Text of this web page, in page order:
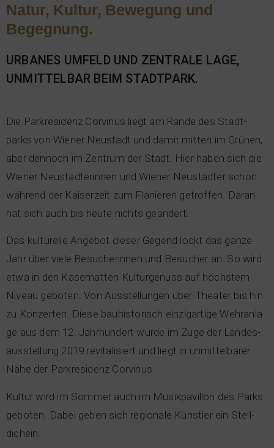
Natur, Kul­tur, Bewe­gung und
Begeg­nung.
URBA­NES UMFELD UND ZEN­TRA­LE LAGE,
UNMIT­TEL­BAR BEIM STADT­PARK.
Die Park­re­si­denz Cor­vi­nus liegt am Ran­de des Stadt­
parks von Wie­ner Neu­stadt und damit mit­ten im Grü­nen,
aber den­noch im Zen­trum der Stadt. Hier haben sich die
Wie­ner Neu­städ­te­rin­nen und Wie­ner Neu­städ­ter schon
wäh­rend der Kai­ser­zeit zum Fla­nie­ren getrof­fen. Dar­an
hat sich auch bis heu­te nichts geän­dert.
Das kul­tu­rel­le Ange­bot die­ser Gegend lockt das gan­ze
Jahr über vie­le Besu­che­rin­nen und Besu­cher an. So wird
etwa in den Kase­mat­ten Kul­tur­ge­nuss auf höchs­tem
Niveau gebo­ten. Von Aus­stel­lun­gen über Thea­ter bis hin
zu Kon­zer­ten. Die­se bau­his­to­risch ein­zig­ar­ti­ge Wehr­an­la­
ge aus dem 12. Jahr­hun­dert wur­de im Zuge der Lan­des­
aus­stel­lung 2019 revi­ta­li­siert und liegt in unmit­tel­ba­rer
Nähe der Park­re­si­denz Cor­vi­nus.
Kul­tur wird im Som­mer auch im Musik­pa­vil­lon des Parks
gebo­ten. Dabei geben sich regio­na­le Künst­ler ein Stell­
dich­ein.